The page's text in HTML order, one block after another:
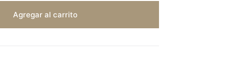
Agregar al carrito